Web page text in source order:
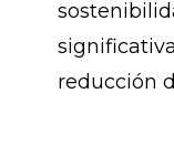
reducción